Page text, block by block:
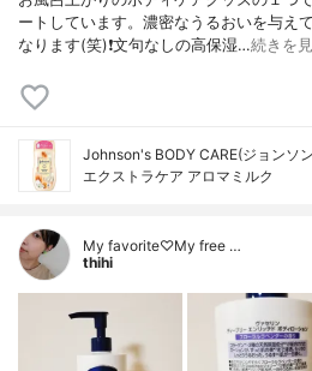
ートしています。濃密なうるおいを与え
なります(笑)❗文句なしの高保湿…続きを
Johnson's BODY CARE(ジョンソ
エクストラケア アロマミルク
My favorite♡My free …
thihi